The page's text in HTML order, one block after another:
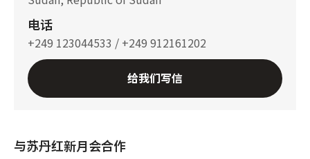
电话
+249 123044533 / +249 912161202
给我们写信
与苏丹红新月会合作